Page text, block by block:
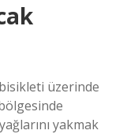
üzerinde
yakmak